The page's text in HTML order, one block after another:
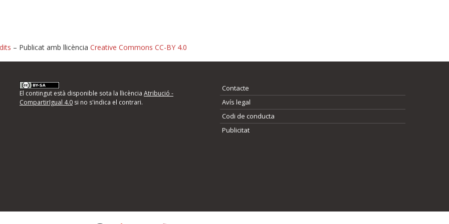
d'errors
següents i descriviu quina és la millora que
– Publicat amb llicència Creative Commons CC-BY 4.0
El contingut està disponible sota la llicència Atribució -
CompartirIgual 4.0si no s'indica el contrari.
Contacte
Avís legal
Codi de conducta
Publicitat